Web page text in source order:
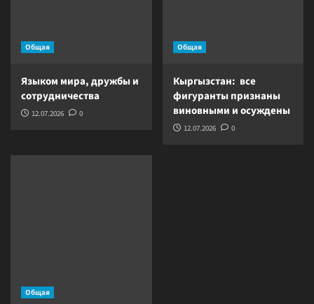
Общая
Языком мира, дружбы и
сотрудничества
12.07.2026 0
Общая
Кыргызстан: все
фигуранты признаны
виновными и осуждены
12.07.2026 0
Общая